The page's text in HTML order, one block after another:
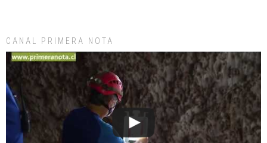
CANAL PRIMERA NOTA